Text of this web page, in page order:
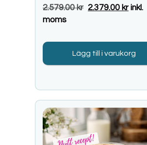
2.579.00kr 2.379.00 krinkl.
moms
Lägg till i varukorg